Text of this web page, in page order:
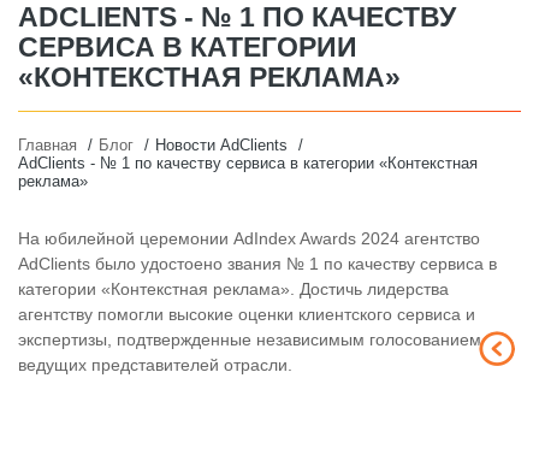
ADCLIENTS - № 1 ПО КАЧЕСТВУ
СЕРВИСА В КАТЕГОРИИ
«КОНТЕКСТНАЯ РЕКЛАМА»
Главная Блог
Новости AdClients
AdClients - № 1 по качеству сервиса в категории «Контекстная
реклама»
На юбилейной церемонии AdIndex Awards 2024 агентство
AdClients было удостоено звания № 1 по качеству сервиса в
категории «Контекстная реклама». Достичь лидерства
агентству помогли высокие оценки клиентского сервиса и
экспертизы, подтвержденные независимым голосованием
ведущих представителей отрасли.